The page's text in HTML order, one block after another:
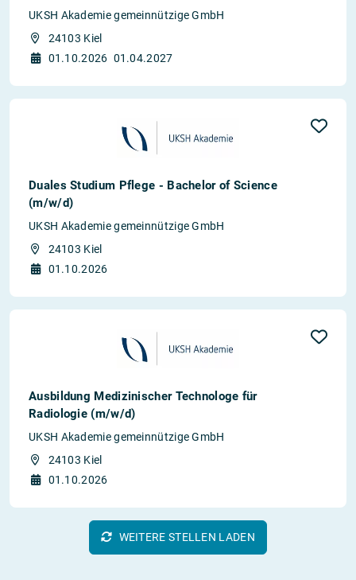
UKSH Akademie gemeinnützige GmbH
24103 Kiel
01.10.2026 01.04.2027
Duales Studium Pflege - Bachelor of Science
(m/w/d)
UKSH Akademie gemeinnützige GmbH
24103 Kiel
01.10.2026
Ausbildung Medizinischer Technologe für
Radiologie (m/w/d)
UKSH Akademie gemeinnützige GmbH
24103 Kiel
01.10.2026
WEITERE STELLEN LADEN